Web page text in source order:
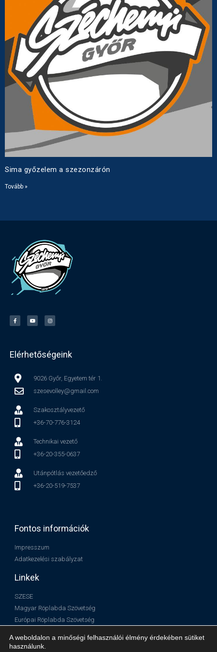
Sima győzelem a szezonzárón
Tovább »
Elérhetőségeink
9026 Győr, Egyetem tér 1.
szesevolley@gmail.com
Szakosztályvezető
+36-70-776-3124
Technikai vezető
+36-20-355-0637
Utánpótlás vezetőedző
+36-20-519-7537
Fontos információk
Impresszum
Adatkezelési szabályzat
Linkek
SZESE
Magyar Röplabda Szövetség
Európai Röplabda Szövetség
A weboldalon a minőségi felhasználói élmény érdekében sütiket
használunk.